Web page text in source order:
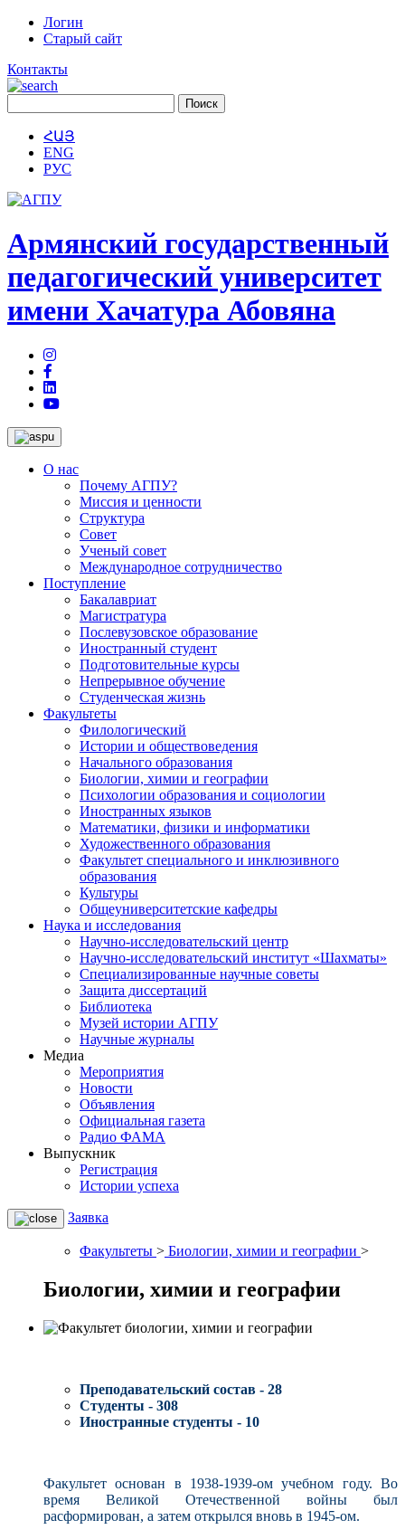
Логин
Старый сайт
Контакты
ՀԱՅ
ENG
РУС
Армянский государственный
педагогический университет
имени Хачатура Абовяна
О нас
Почему АГПУ?
Миссия и ценности
Структура
Совет
Ученый совет
Международное сотрудничество
Поступление
Бакалавриат
Магистратура
Послевузовское образование
Иностранный студент
Подготовительные курсы
Непрерывное обучение
Студенческая жизнь
Факультеты
Филологический
Истории и обществоведения
Начального образования
Биологии, химии и географии
Психологии образования и социологии
Иностранных языков
Математики, физики и информатики
Художественного образования
Факультет специального и инклюзивного
образования
Культуры
Общеуниверситетские кафедры
Наука и исследования
Научно-исследовательский центр
Научно-исследовательский институт «Шахматы»
Специализированные научные советы
Защита диссертаций
Библиотека
Музей истории АГПУ
Научные журналы
Медиа
Mероприятия
Новости
Объявления
Официальная газета
Радио ФАМА
Выпускник
Регистрация
Истории успеха
Заявка
Факультеты > Биологии, химии и географии >
Биологии, химии и географии
Преподавательский состав - 28
Студенты - 308
Иностранные студенты - 10
Факультет основан в 1938-1939-ом учебном году. Во
время Великой Отечественной войны был
расформирован, а затем открылся вновь в 1945-ом.